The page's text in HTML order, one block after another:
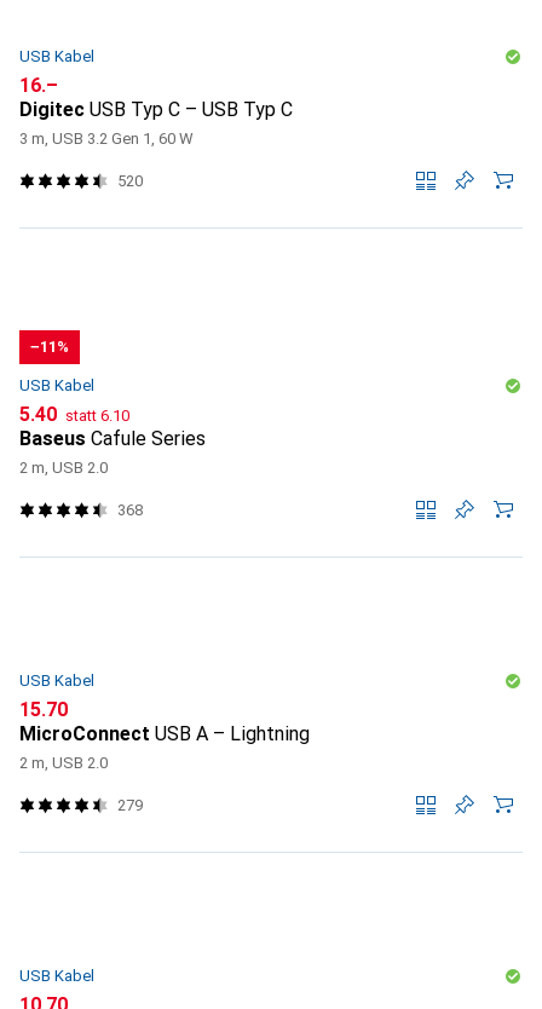
USB Kabel
CHF
16.–
Digitec USB Typ C – USB Typ C
3 m, USB 3.2 Gen 1, 60 W
520
−11%
USB Kabel
CHF
5.40 statt CHF
6.10
Baseus Cafule Series
2 m, USB 2.0
368
USB Kabel
CHF
15.70
MicroConnect USB A – Lightning
2 m, USB 2.0
279
USB Kabel